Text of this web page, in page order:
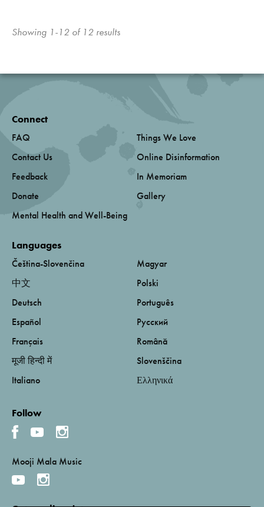
Showing 1-12 of 12 results
Connect
FAQ
Contact Us
Feedback
Donate
Mental Health and Well-Being
Things We Love
Online Disinformation
In Memoriam
Gallery
Languages
Čeština-Slovenčina
中文
Deutsch
Español
Français
मूजी हिन्दी में
Italiano
Magyar
Polski
Português
Русский
Română
Slovenščina
Ελληνικά
Follow
Mooji Mala Music